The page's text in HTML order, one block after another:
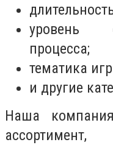
уровень
процесса;
тематика
и другие
Наша